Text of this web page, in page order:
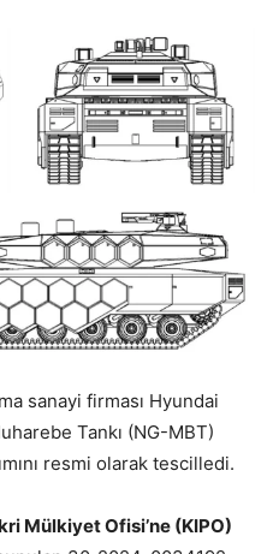
sanayi firması Hyundai
Tankı (NG-MBT)
resmi olarak tescilledi.
Mülkiyet Ofisi’ne (KIPO)